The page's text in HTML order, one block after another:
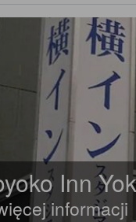
Inn
informacji